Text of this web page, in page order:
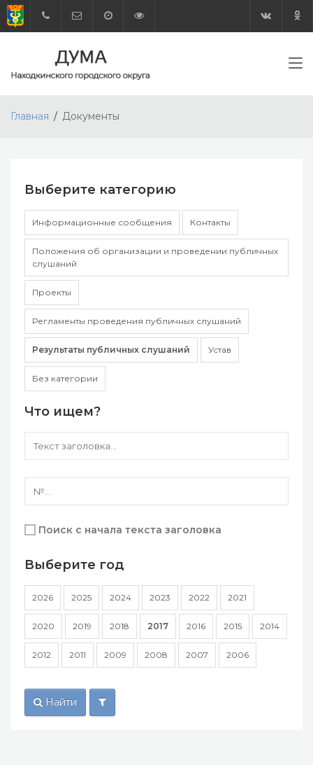
Главная Документы
Выберите категорию
Информационные сообщения Контакты
Положения об организации и проведении публичных
слушаний
Проекты
Регламенты проведения публичных слушаний
Результаты публичных слушаний Устав
Без категории
Что ищем?
Поиск с начала текста заголовка
Выберите год
2026 2025 2024 2023 2022 2021
2020 2019 2018 2017 2016 2015 2014
2012 2011 2009 2008 2007 2006
Найти